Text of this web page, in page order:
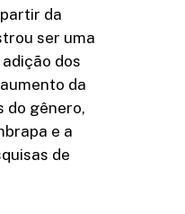
da
ser uma
dos
da
do gênero,
e a
de